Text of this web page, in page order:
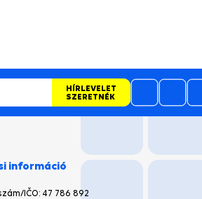
HÍRLEVELET
SZERETNÉK
információ
IČO: 47 786 892